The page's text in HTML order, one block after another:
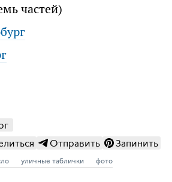
частей)
Отправить Запинить
уличные таблички фото